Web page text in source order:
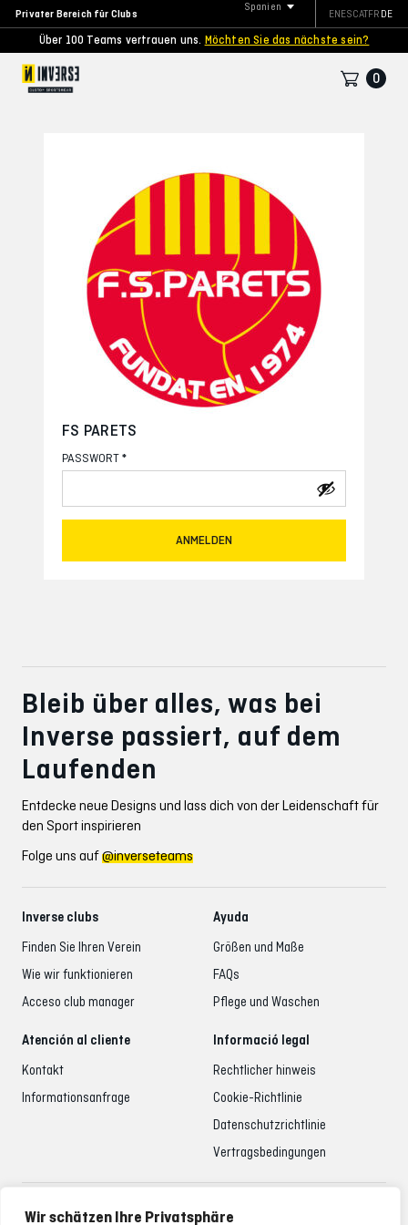
Wir schätzen Ihre Privatsphäre
Privater Bereich für Clubs
Über 100 Teams vertrauen uns. Möchten Sie das nächste sein?
Spanien
ENESCATFR DE
0
FS PARETS
PASSWORT *
ANMELDEN
Bleib über alles, was bei
Inverse passiert, auf dem
Laufenden
Entdecke neue Designs und lass dich von der Leidenschaft für
den Sport inspirieren
Folge uns auf@inverseteams
Inverse clubs
Finden Sie Ihren Verein
Wie wir funktionieren
Acceso club manager
Ayuda
Größen und Maße
FAQs
Pflege und Waschen
Atención al cliente
Kontakt
Informationsanfrage
Informació legal
Rechtlicher hinweis
Cookie-Richtlinie
Datenschutzrichtlinie
Vertragsbedingungen
Betreuung der Kunden